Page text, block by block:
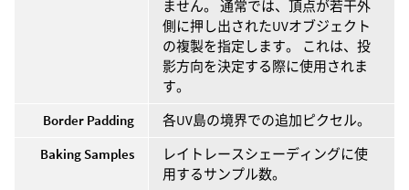
ません。 通常では、頂点が若干外
側に押し出されたUVオブジェクト
の複製を指定します。 これは、投
影方向を決定する際に使用されま
す。
Border Padding
各UV島の境界での追加ピクセル。
Baking Samples
レイトレースシェーディングに使
用するサンプル数。